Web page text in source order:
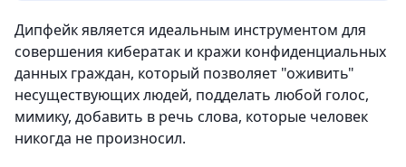
Дипфейк является идеальным инструментом для
совершения кибератак и кражи конфиденциальных
данных граждан, который позволяет "оживить"
несуществующих людей, подделать любой голос,
мимику, добавить в речь слова, которые человек
никогда не произносил.